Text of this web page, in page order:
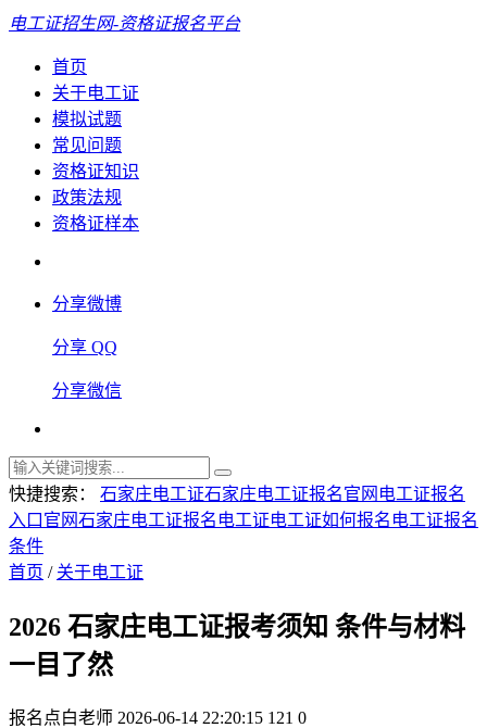
电工证招生网-资格证报名平台
首页
关于电工证
模拟试题
常见问题
资格证知识
政策法规
资格证样本
分享微博
分享 QQ
分享微信
快捷搜索： 石家庄电工证石家庄电工证报名官网 电工证报名
入口官网石家庄电工证报名 电工证电工证如何报名 电工证报名
条件
首页 / 关于电工证
2026 石家庄电工证报考须知 条件与材料
一目了然
报名点白老师 2026-06-14 22:20:15 121 0